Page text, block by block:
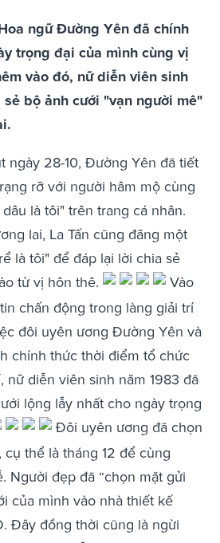
ngữ Đường Yên đã chính
trọng đại của mình cùng vị
vào đó, nữ diễn viên sinh
sẻ bộ ảnh cưới "vạn người mê"
ngày 28-10, Đường Yên đã tiết
rỡ với người hâm mộ cùng
là tôi" trên trang cá nhân.
lai, La Tấn cũng đăng một
là tôi" để đáp lại lời chia sẻ
từ vị hôn thê.
Vào
chấn động trong làng giải trí
đôi uyên ương Đường Yên và
chính thức thời điểm tổ chức
nữ diễn viên sinh năm 1983 đã
lộng lẫy nhất cho ngày trọng
Đôi uyên ương đã chọn
thể là tháng 12 để cùng
Người đẹp đã “chọn mặt gửi
của mình vào nhà thiết kế
Đây đồng thời cũng là ngừi